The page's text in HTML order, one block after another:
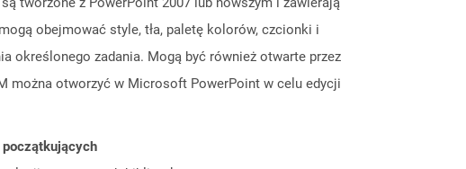
obejmować style, tła, paletę kolorów, czcionki i
określonego zadania. Mogą być również otwarte przez
można otworzyć w Microsoft PowerPoint w celu edycji
początkujących